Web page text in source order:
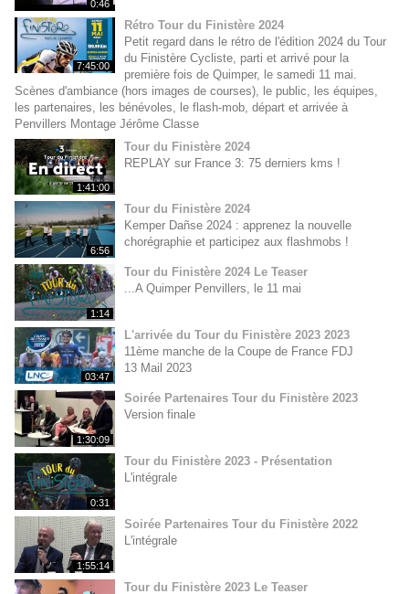
0:46
7:45:00
Rétro Tour du Finistère 2024
Petit regard dans le rétro de l'édition 2024 du Tour
du Finistère Cycliste, parti et arrivé pour la
première fois de Quimper, le samedi 11 mai.
Scènes d'ambiance (hors images de courses), le public, les équipes,
les partenaires, les bénévoles, le flash-mob, départ et arrivée à
Penvillers Montage Jérôme Classe
1:41:00
Tour du Finistère 2024
REPLAY sur France 3: 75 derniers kms !
6:56
Tour du Finistère 2024
Kemper Dañse 2024 : apprenez la nouvelle
chorégraphie et participez aux flashmobs !
1:14
Tour du Finistère 2024 Le Teaser
...A Quimper Penvillers, le 11 mai
03:47
L'arrivée du Tour du Finistère 2023 2023
11ème manche de la Coupe de France FDJ
13 Mail 2023
1:30:09
Soirée Partenaires Tour du Finistère 2023
Version finale
0:31
Tour du Finistère 2023 - Présentation
L'intégrale
1:55:14
Soirée Partenaires Tour du Finistère 2022
L'intégrale
Tour du Finistère 2023 Le Teaser